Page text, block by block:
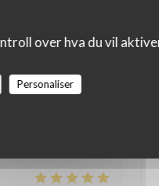
over hva du vil
Personaliser